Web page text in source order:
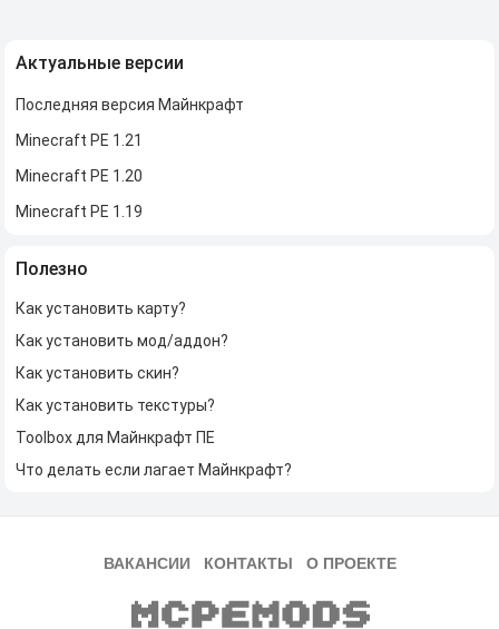
Актуальные версии
Последняя версия Майнкрафт
Minecraft PE 1.21
Minecraft PE 1.20
Minecraft PE 1.19
Полезно
Как установить карту?
Как установить мод/аддон?
Как установить скин?
Как установить текстуры?
Toolbox для Майнкрафт ПЕ
Что делать если лагает Майнкрафт?
ВАКАНСИИ КОНТАКТЫ О ПРОЕКТЕ